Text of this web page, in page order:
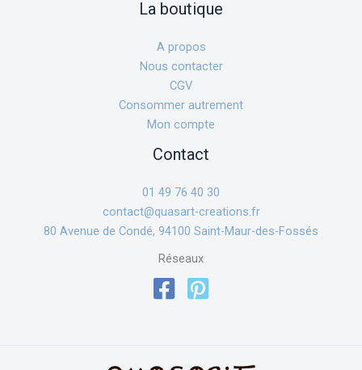
La boutique
A propos
Nous contacter
CGV
Consommer autrement
Mon compte
Contact
01 49 76 40 30
contact@quasart-creations.fr
80 Avenue de Condé, 94100 Saint-Maur-des-Fossés
Réseaux